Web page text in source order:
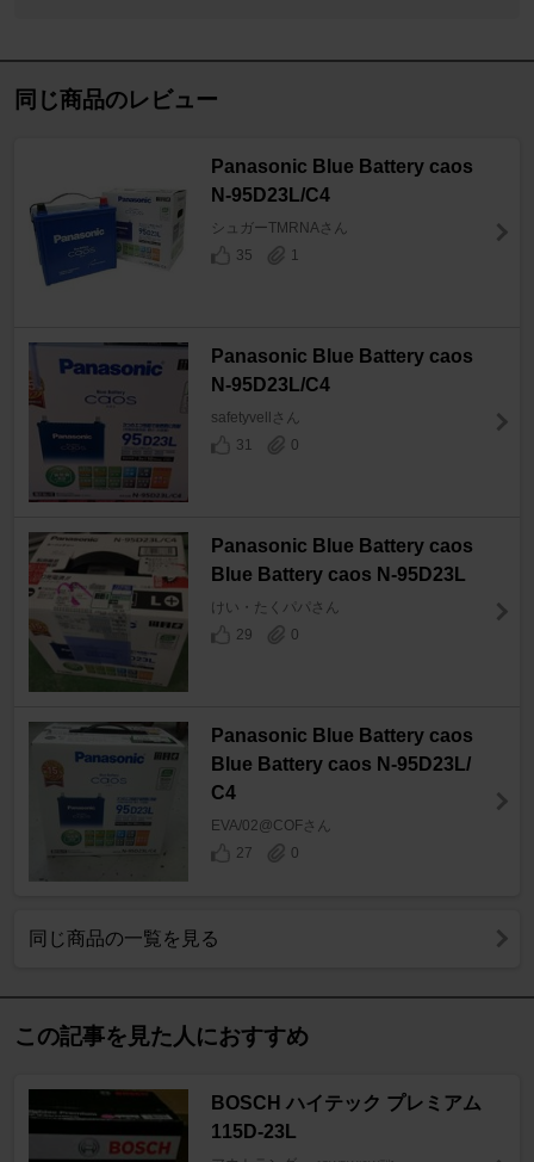
同じ商品のレビュー
Panasonic Blue Battery caos
N-95D23L/C4
シュガーTMRNAさん
35
1
Panasonic Blue Battery caos
N-95D23L/C4
safetyvellさん
31
0
Panasonic Blue Battery caos
Blue Battery caos N-95D23L
けい・たくパパさん
29
0
Panasonic Blue Battery caos
Blue Battery caos N-95D23L/
C4
EVA/02@COFさん
27
0
同じ商品の一覧を見る
この記事を見た人におすすめ
BOSCH ハイテック プレミアム
115D-23L